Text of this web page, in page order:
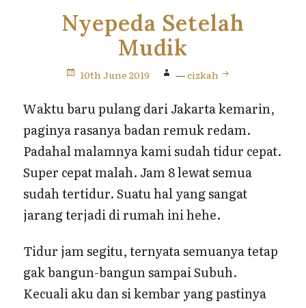
Nyepeda Setelah
Mudik
10th June 2019 —cizkah
Waktu baru pulang dari Jakarta kemarin,
paginya rasanya badan remuk redam.
Padahal malamnya kami sudah tidur cepat.
Super cepat malah. Jam 8 lewat semua
sudah tertidur. Suatu hal yang sangat
jarang terjadi di rumah ini hehe.
Tidur jam segitu, ternyata semuanya tetap
gak bangun-bangun sampai Subuh.
Kecuali aku dan si kembar yang pastinya